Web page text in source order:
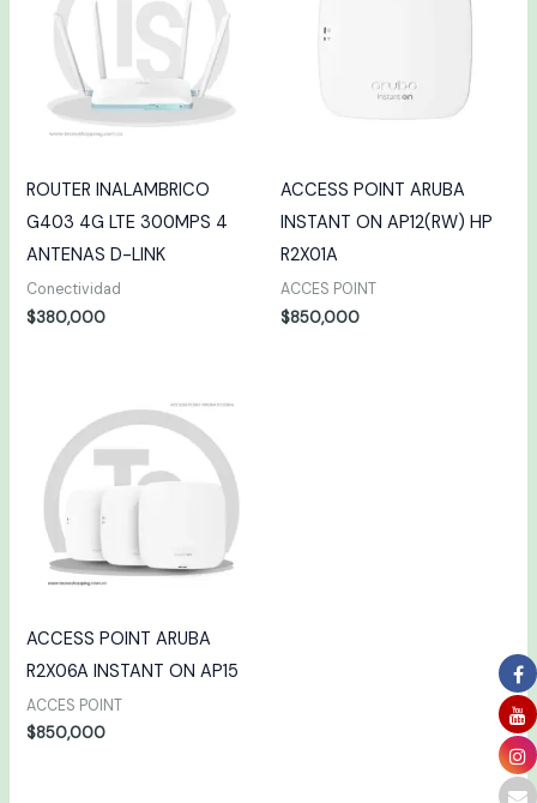
ROUTER INALAMBRICO
G403 4G LTE 300MPS 4
ANTENAS D-LINK
Conectividad
$380,000
ACCESS POINT ARUBA
INSTANT ON AP12(RW) HP
R2X01A
ACCES POINT
$850,000
ACCESS POINT ARUBA
R2X06A INSTANT ON AP15
ACCES POINT
$850,000